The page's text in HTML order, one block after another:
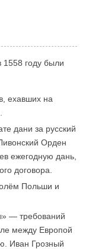
году были
ехавших на
дани за русский
Орден
ежегодную дань,
договора.
Польши и
— требований
между Европой
Иван Грозный